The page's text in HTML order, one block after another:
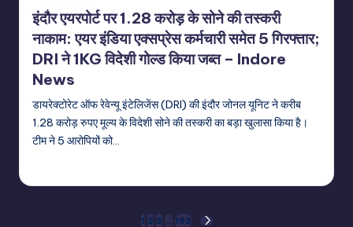
in
इंदौर एयरपोर्ट पर 1.28 करोड़ के सोने की तस्करी
नाकाम: एयर इंडिया एक्सप्रेस कर्मचारी समेत 5 गिरफ्तार;
DRI ने 1KG विदेशी गोल्ड किया जब्त – Indore
News
डायरेक्टोरेट ऑफ रेवेन्यू इंटेलिजेंस (DRI) की इंदौर जोनल यूनिट ने करीब
1.28 करोड़ रुपए मूल्य के विदेशी सोने की तस्करी का बड़ा खुलासा किया है।
टीम ने 5 आरोपियों को…
1 2 3 193